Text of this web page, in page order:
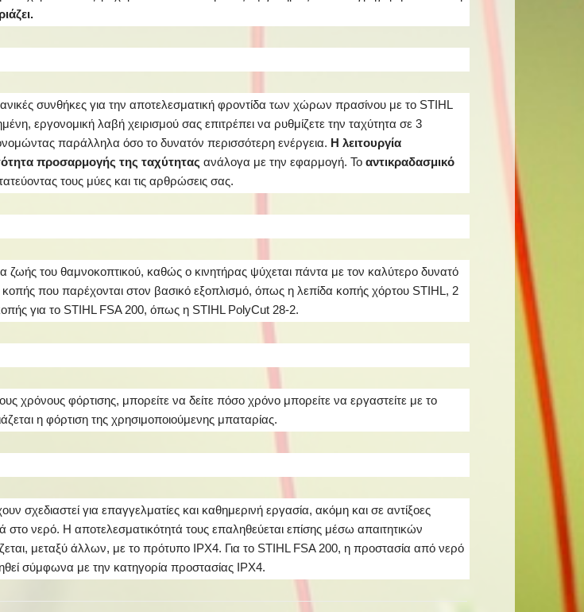
συνθήκες για την αποτελεσματική φροντίδα των χώρων πρασίνου με το STIHL
εργονομική λαβή χειρισμού σας επιτρέπει να ρυθμίζετε την ταχύτητα σε 3
παράλληλα όσο το δυνατόν περισσότερη ενέργεια. Η λειτουργία
προσαρμογής της ταχύτητας ανάλογα με την εφαρμογή. Το αντικραδασμικό
τους μύες και τις αρθρώσεις σας.
ζωής του θαμνοκοπτικού, καθώς ο κινητήρας ψύχεται πάντα με τον καλύτερο δυνατό
που παρέχονται στον βασικό εξοπλισμό, όπως η λεπίδα κοπής χόρτου STIHL, 2
για το STIHL FSA 200, όπως η STIHL PolyCut 28-2.
χρόνους φόρτισης, μπορείτε να δείτε πόσο χρόνο μπορείτε να εργαστείτε με το
η φόρτιση της χρησιμοποιούμενης μπαταρίας.
για επαγγελματίες και καθημερινή εργασία, ακόμη και σε αντίξοες
στο νερό. Η αποτελεσματικότητά τους επαληθεύεται επίσης μέσω απαιτητικών
μεταξύ άλλων, με το πρότυπο IPX4. Για το STIHL FSA 200, η προστασία από νερό
σύμφωνα με την κατηγορία προστασίας IPX4.